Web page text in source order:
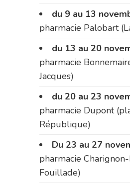
du 9 au 13
pharmacie Palobart
du 13 au 20
pharmacie
Jacques)
du 20 au 23
pharmacie Dupont
République)
Du 23 au 27
pharmacie
Fouillade)